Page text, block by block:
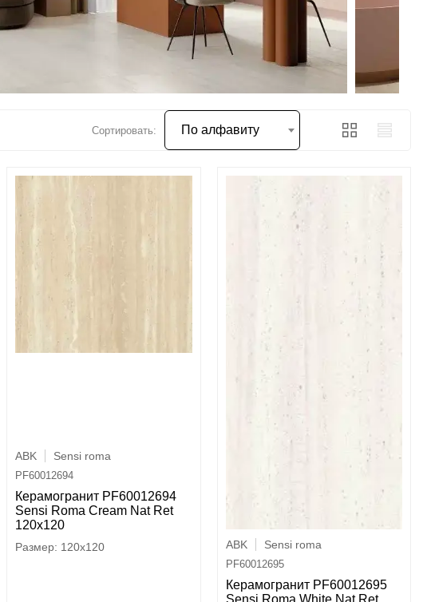
По алфавиту
ABK Sensi roma
PF60012694
Керамогранит PF60012694
Sensi Roma Cream Nat Ret
120x120
120x120 ABK Sensi roma
PF60012695
Керамогранит PF60012695
Sensi Roma White Nat Ret